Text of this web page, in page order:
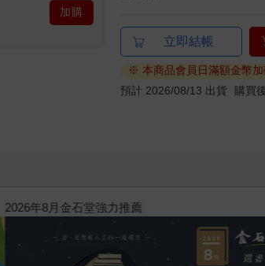
加購
立即結帳
※ 本商品會員日滿額金幣
預計 2026/08/13 出貨
購買
果聰明書包開學季預購優惠